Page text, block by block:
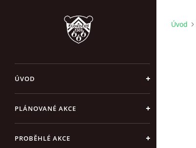
ÚVOD
PLÁNOVANÉ AKCE
PROBĚHLÉ AKCE
Úvod